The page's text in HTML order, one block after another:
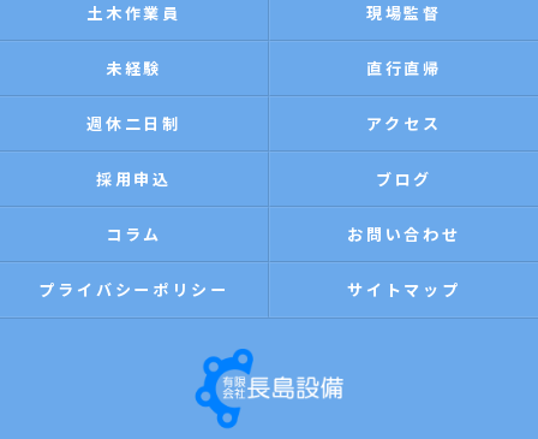
土木作業員 現場監督
未経験 直行直帰
週休二日制 アクセス
採用申込 ブログ
コラム お問い合わせ
プライバシーポリシー サイトマップ